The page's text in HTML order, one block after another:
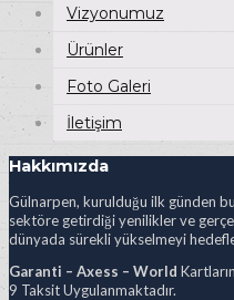
Vizyonumuz
Ürünler
Foto Galeri
İletişim
Hakkımızda
Gülnarpen, kurulduğu ilk günden
sektöre getirdiği yenilikler ve
dünyada sürekli yükselmeyi
Garanti – Axess – World
9 Taksit Uygulanmaktadır.